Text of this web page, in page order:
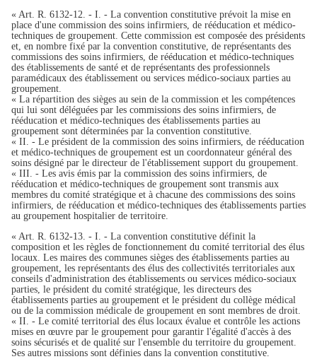
« Art. R. 6132-12. - I. - La convention constitutive prévoit la mise en
place d'une commission des soins infirmiers, de rééducation et médico-
techniques de groupement. Cette commission est composée des présidents
et, en nombre fixé par la convention constitutive, de représentants des
commissions des soins infirmiers, de rééducation et médico-techniques
des établissements de santé et de représentants des professionnels
paramédicaux des établissement ou services médico-sociaux parties au
groupement.
« La répartition des sièges au sein de la commission et les compétences
qui lui sont déléguées par les commissions des soins infirmiers, de
rééducation et médico-techniques des établissements parties au
groupement sont déterminées par la convention constitutive.
« II. - Le président de la commission des soins infirmiers, de rééducation
et médico-techniques de groupement est un coordonnateur général des
soins désigné par le directeur de l'établissement support du groupement.
« III. - Les avis émis par la commission des soins infirmiers, de
rééducation et médico-techniques de groupement sont transmis aux
membres du comité stratégique et à chacune des commissions des soins
infirmiers, de rééducation et médico-techniques des établissements parties
au groupement hospitalier de territoire.
« Art. R. 6132-13. - I. - La convention constitutive définit la
composition et les règles de fonctionnement du comité territorial des élus
locaux. Les maires des communes sièges des établissements parties au
groupement, les représentants des élus des collectivités territoriales aux
conseils d'administration des établissements ou services médico-sociaux
parties, le président du comité stratégique, les directeurs des
établissements parties au groupement et le président du collège médical
ou de la commission médicale de groupement en sont membres de droit.
« II. - Le comité territorial des élus locaux évalue et contrôle les actions
mises en œuvre par le groupement pour garantir l'égalité d'accès à des
soins sécurisés et de qualité sur l'ensemble du territoire du groupement.
Ses autres missions sont définies dans la convention constitutive.